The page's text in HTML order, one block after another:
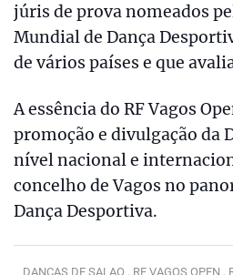
júris de prova nomeados
Mundial de Dança
de vários países e que
A essência do RF Vagos
promoção e divulgação da
nível nacional e
concelho de Vagos no
Dança Desportiva.
DANÇAS DE SALAO , RF VAGOS OPEN ,